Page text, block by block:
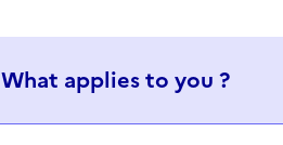
What applies to you ?